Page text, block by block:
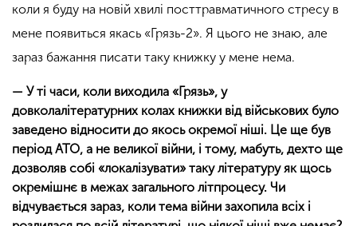
коли я буду на новій хвилі посттравматичного стресу в
мене появиться якась «Грязь-2». Я цього не знаю, але
зараз бажання писати таку книжку у мене нема.
— У ті часи, коли виходила «Грязь», у
довколалітературних колах книжки від військових було
заведено відносити до якось окремої ніші. Це ще був
період АТО, а не великої війни, і тому, мабуть, дехто ще
дозволяв собі «локалізувати» таку літературу як щось
окремішнє в межах загального літпроцесу. Чи
відчувається зараз, коли тема війни захопила всіх і